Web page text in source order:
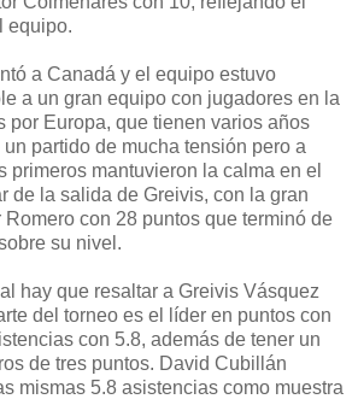
equipo.
a Canadá y el equipo estuvo
a un gran equipo con jugadores en la
por Europa, que tienen varios años
partido de mucha tensión pero a
primeros mantuvieron la calma en el
de la salida de Greivis, con la gran
con 28 puntos que terminó de
su nivel.
hay que resaltar a Greivis Vásquez
del torneo es el líder en puntos con
con 5.8, además de tener un
de tres puntos. David Cubillán
mismas 5.8 asistencias como muestra